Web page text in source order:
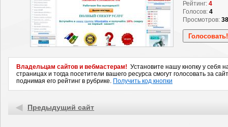
Рейтинг: 4
Голосов: 4
Просмотров:
Владельцам сайтов и вебмастерам! Установите нашу кнопку у себя
страницах и тогда посетители вашего ресурса смогут голосовать за
поднимая его рейтинг в рубрике. Получить код кнопки
Предыдущий сайт